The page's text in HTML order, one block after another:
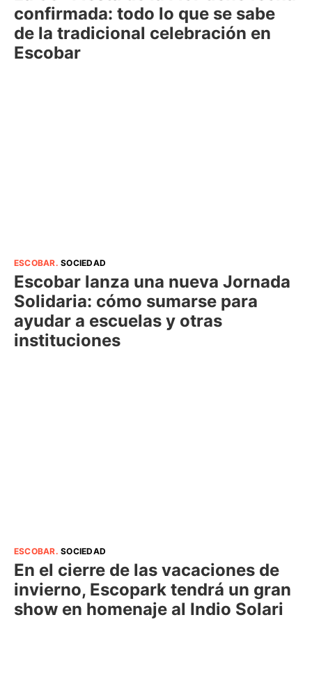
confirmada: todo lo que se sabe
de la tradicional celebración en
Escobar
ESCOBAR.SOCIEDAD
Escobar lanza una nueva Jornada
Solidaria: cómo sumarse para
ayudar a escuelas y otras
instituciones
ESCOBAR.SOCIEDAD
En el cierre de las vacaciones de
invierno, Escopark tendrá un gran
show en homenaje al Indio Solari